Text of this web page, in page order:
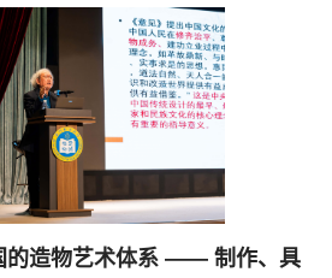
的造物艺术体系 —— 制作、具